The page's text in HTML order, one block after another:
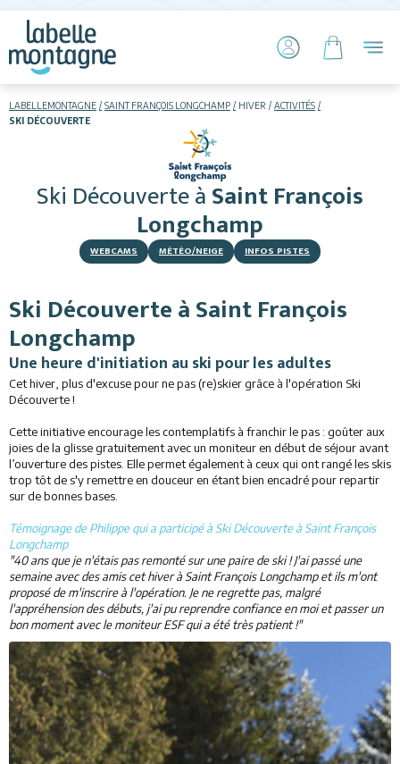
LABELLEMONTAGNE SAINT FRANÇOIS LONGCHAMP HIVER
ACTIVITÉS
SKI DÉCOUVERTE
Ski DécouverteàSaint François
Longchamp
WEBCAMS MÉTÉO/NEIGE INFOS PISTES
Skier
Hébergements
Activités
Restaurants
Services
Animations
Ski Découverte à Saint François
Longchamp
Une heure d'initiation au ski pour les adultes
Cet hiver, plus d'excuse pour ne pas (re)skier grâce à l'opération Ski
Découverte !
Cette initiative encourage les contemplatifs à franchir le pas : goûter aux
joies de la glisse gratuitement avec un moniteur en début de séjour avant
l’ouverture des pistes. Elle permet également à ceux qui ont rangé les skis
trop tôt de s'y remettre en douceur en étant bien encadré pour repartir
sur de bonnes bases.
Témoignage de Philippe qui a participé à Ski Découverte à Saint François
Longchamp
"40 ans que je n'étais pas remonté sur une paire de ski ! J'ai passé une
semaine avec des amis cet hiver à Saint François Longchamp et ils m'ont
proposé de m'inscrire à l'opération. Je ne regrette pas, malgré
l'appréhension des débuts, j'ai pu reprendre confiance en moi et passer un
bon moment avec le moniteur ESF qui a été très patient !"